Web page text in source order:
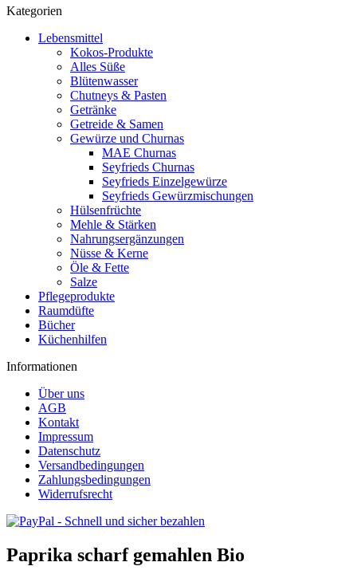
Kategorien
Lebensmittel
Kokos-Produkte
Alles Süße
Blütenwasser
Chutneys & Pasten
Getränke
Getreide & Samen
Gewürze und Churnas
MAE Churnas
Seyfrieds Churnas
Seyfrieds Einzelgewürze
Seyfrieds Gewürzmischungen
Hülsenfrüchte
Mehle & Stärken
Nahrungsergänzungen
Nüsse & Kerne
Öle & Fette
Salze
Pflegeprodukte
Raumdüfte
Bücher
Küchenhilfen
Informationen
Über uns
AGB
Kontakt
Impressum
Datenschutz
Versandbedingungen
Zahlungsbedingungen
Widerrufsrecht
Paprika scharf gemahlen Bio